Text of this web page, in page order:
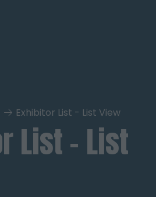
Exhibitor List - List View
List - List